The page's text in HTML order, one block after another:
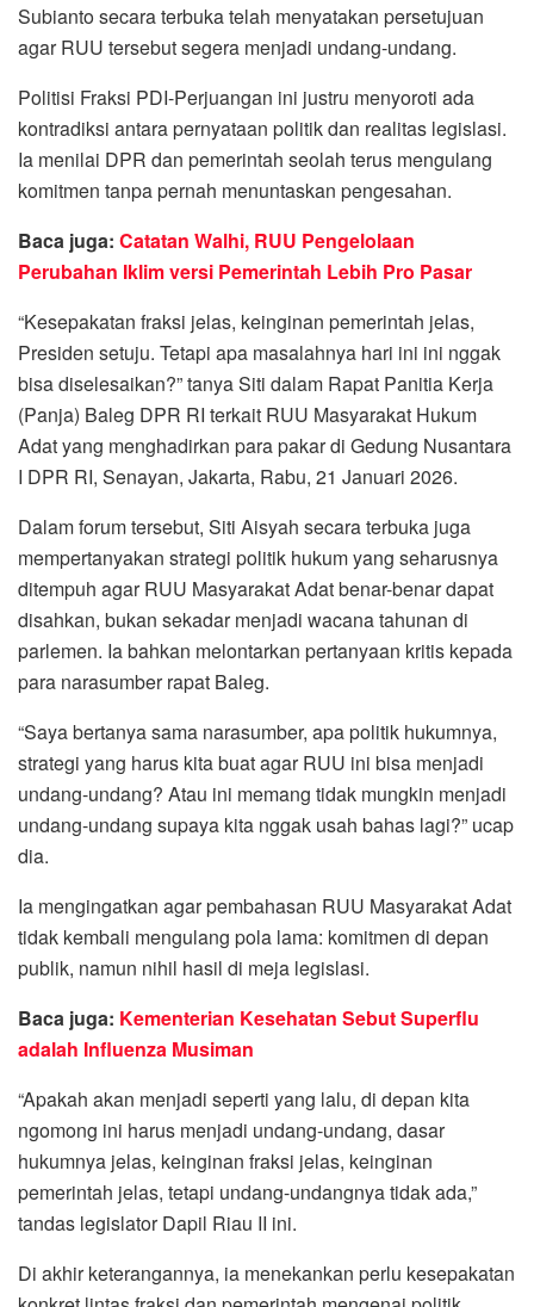
Subianto secara terbuka telah menyatakan persetujuan
agar RUU tersebut segera menjadi undang-undang.
Politisi Fraksi PDI-Perjuangan ini justru menyoroti ada
kontradiksi antara pernyataan politik dan realitas legislasi.
Ia menilai DPR dan pemerintah seolah terus mengulang
komitmen tanpa pernah menuntaskan pengesahan.
Baca juga: Catatan Walhi, RUU Pengelolaan
Perubahan Iklim versi Pemerintah Lebih Pro Pasar
“Kesepakatan fraksi jelas, keinginan pemerintah jelas,
Presiden setuju. Tetapi apa masalahnya hari ini ini nggak
bisa diselesaikan?” tanya Siti dalam Rapat Panitia Kerja
(Panja) Baleg DPR RI terkait RUU Masyarakat Hukum
Adat yang menghadirkan para pakar di Gedung Nusantara
I DPR RI, Senayan, Jakarta, Rabu, 21 Januari 2026.
Dalam forum tersebut, Siti Aisyah secara terbuka juga
mempertanyakan strategi politik hukum yang seharusnya
ditempuh agar RUU Masyarakat Adat benar-benar dapat
disahkan, bukan sekadar menjadi wacana tahunan di
parlemen. Ia bahkan melontarkan pertanyaan kritis kepada
para narasumber rapat Baleg.
“Saya bertanya sama narasumber, apa politik hukumnya,
strategi yang harus kita buat agar RUU ini bisa menjadi
undang-undang? Atau ini memang tidak mungkin menjadi
undang-undang supaya kita nggak usah bahas lagi?” ucap
dia.
Ia mengingatkan agar pembahasan RUU Masyarakat Adat
tidak kembali mengulang pola lama: komitmen di depan
publik, namun nihil hasil di meja legislasi.
Baca juga: Kementerian Kesehatan Sebut Superflu
adalah Influenza Musiman
“Apakah akan menjadi seperti yang lalu, di depan kita
ngomong ini harus menjadi undang-undang, dasar
hukumnya jelas, keinginan fraksi jelas, keinginan
pemerintah jelas, tetapi undang-undangnya tidak ada,”
tandas legislator Dapil Riau II ini.
Di akhir keterangannya, ia menekankan perlu kesepakatan